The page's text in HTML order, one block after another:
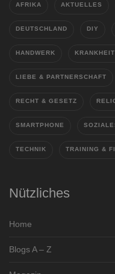
AFRIKA AKTUELLES
DEUTSCHLAND DIY
HANDWERK
LIEBE & PARTNERSCHAFT
RECHT & GESETZ
SMARTPHONE
TECHNIK TRAINING &
Nützliches
Home
Blogs A – Z